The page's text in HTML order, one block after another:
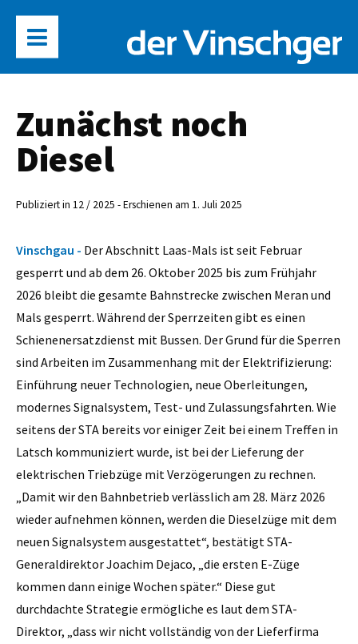
Zunächst noch
Diesel
Publiziert in 12 / 2025 - Erschienen am 1. Juli 2025
Vinschgau - Der Abschnitt Laas-Mals ist seit Februar
gesperrt und ab dem 26. Oktober 2025 bis zum Frühjahr
2026 bleibt die gesamte Bahnstrecke zwischen Meran und
Mals gesperrt. Während der Sperrzeiten gibt es einen
Schienenersatzdienst mit Bussen. Der Grund für die Sperren
sind Arbeiten im Zusammenhang mit der Elektrifizierung:
Einführung neuer Technologien, neue Oberleitungen,
modernes Signalsystem, Test- und Zulassungsfahrten. Wie
seitens der STA bereits vor einiger Zeit bei einem Treffen in
Latsch kommuniziert wurde, ist bei der Lieferung der
elektrischen Triebzüge mit Verzögerungen zu rechnen.
„Damit wir den Bahnbetrieb verlässlich am 28. März 2026
wieder aufnehmen können, werden die Dieselzüge mit dem
neuen Signalsystem ausgestattet“, bestätigt STA-
Generaldirektor Joachim Dejaco, „die ersten E-Züge
kommen dann einige Wochen später.“ Diese gut
durchdachte Strategie ermögliche es laut dem STA-
Direktor, „dass wir nicht vollständig von der Lieferfirma